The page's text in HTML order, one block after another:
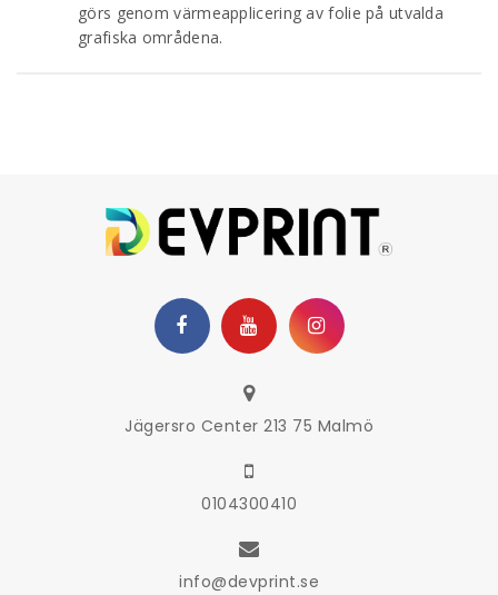
görs genom värmeapplicering av folie på utvalda
grafiska områdena.
Jägersro Center 213 75 Malmö
0104300410
info@devprint.se